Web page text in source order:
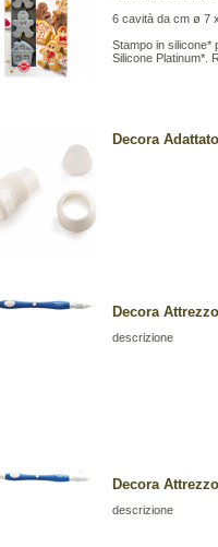
6 cavità da cm ø 7
Stampo in silicone*
Silicone Platinum*.
Decora
Decora
descrizione
Decora
descrizione